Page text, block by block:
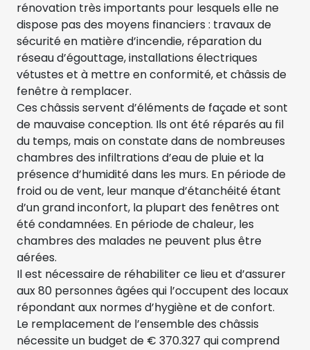
rénovation très importants pour lesquels elle ne
dispose pas des moyens financiers : travaux de
sécurité en matière d’incendie, réparation du
réseau d’égouttage, installations électriques
vétustes et à mettre en conformité, et châssis de
fenêtre à remplacer.
Ces châssis servent d’éléments de façade et sont
de mauvaise conception. Ils ont été réparés au fil
du temps, mais on constate dans de nombreuses
chambres des infiltrations d’eau de pluie et la
présence d’humidité dans les murs. En période de
froid ou de vent, leur manque d’étanchéité étant
d’un grand inconfort, la plupart des fenêtres ont
été condamnées. En période de chaleur, les
chambres des malades ne peuvent plus être
aérées.
Il est nécessaire de réhabiliter ce lieu et d’assurer
aux 80 personnes âgées qui l’occupent des locaux
répondant aux normes d’hygiène et de confort.
Le remplacement de l’ensemble des châssis
nécessite un budget de € 370.327 qui comprend